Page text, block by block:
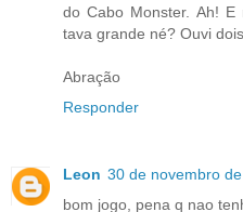
do Cabo Monster. Ah!
tava grande né? Ouvi
Abração
Responder
Leon 30 de novembro
bom jogo, pena q nao